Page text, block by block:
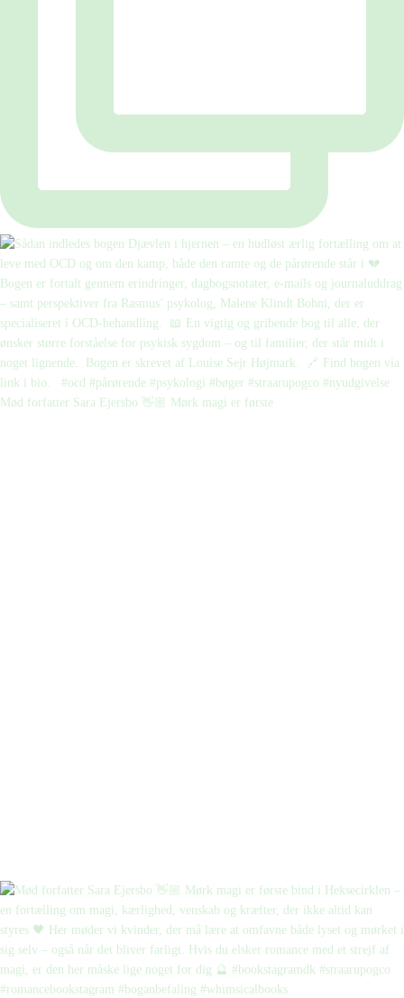
Mød forfatter Sara Ejersbo 👋🏼 Mørk magi er første